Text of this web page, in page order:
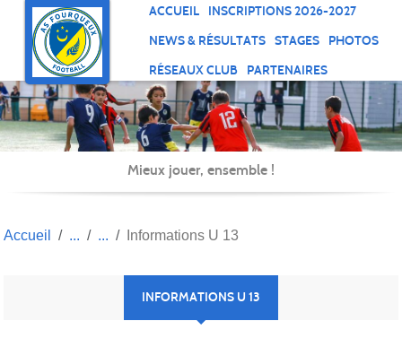
ACCUEIL
INSCRIPTIONS 2026-2027
NEWS & RÉSULTATS
STAGES
PHOTOS
RÉSEAUX CLUB
PARTENAIRES
Mieux jouer, ensemble !
Accueil Informations U 13
INFORMATIONS U 13
Panneau de gestion des cookies